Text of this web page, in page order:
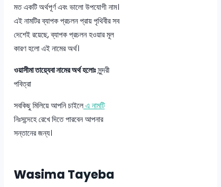
মত একটি অর্থপূর্ণ এবং ভালো উপযোগী নাম।
এই নামটির ব্যাপক প্রচলন প্রায় পৃথিবীর সব
দেশেই রয়েছে, ব্যাপক প্রচলন হওয়ার মূল
কারণ হলো এই নামের অর্থ।
ওয়াসীমা তায়্যেবা নামের অর্থ হলোঃসুন্দরী
পবিত্রা
সবকিছু মিলিয়ে আপনি চাইলেএ নামটি
নিঃসন্দেহে রেখে দিতে পারবেন আপনার
সন্তানের জন্য।
Wasima Tayeba